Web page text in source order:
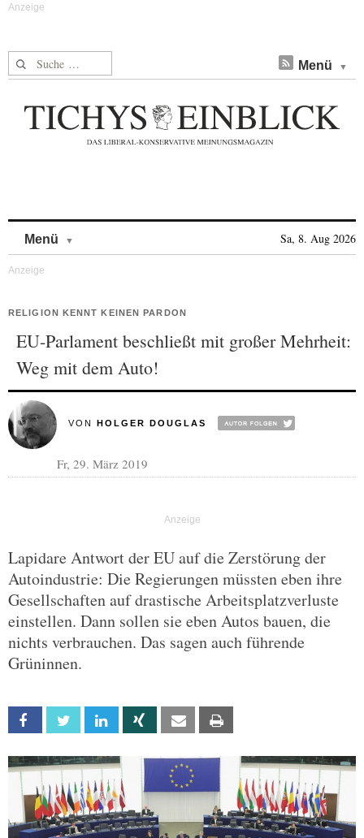
Suche nach: Menü
Menü Sa, 8. Aug 2026
RELIGION KENNT KEINEN PARDON
EU-Parlament beschließt mit großer Mehrheit:
Weg mit dem Auto!
VON HOLGER DOUGLAS
Fr, 29. März 2019
Lapidare Antwort der EU auf die Zerstörung der
Autoindustrie: Die Regierungen müssten eben ihre
Gesellschaften auf drastische Arbeitsplatzverluste
einstellen. Dann sollen sie eben Autos bauen, die
nichts verbrauchen. Das sagen auch führende
Grüninnen.
Facebook Twitter Linkedin Xing Email